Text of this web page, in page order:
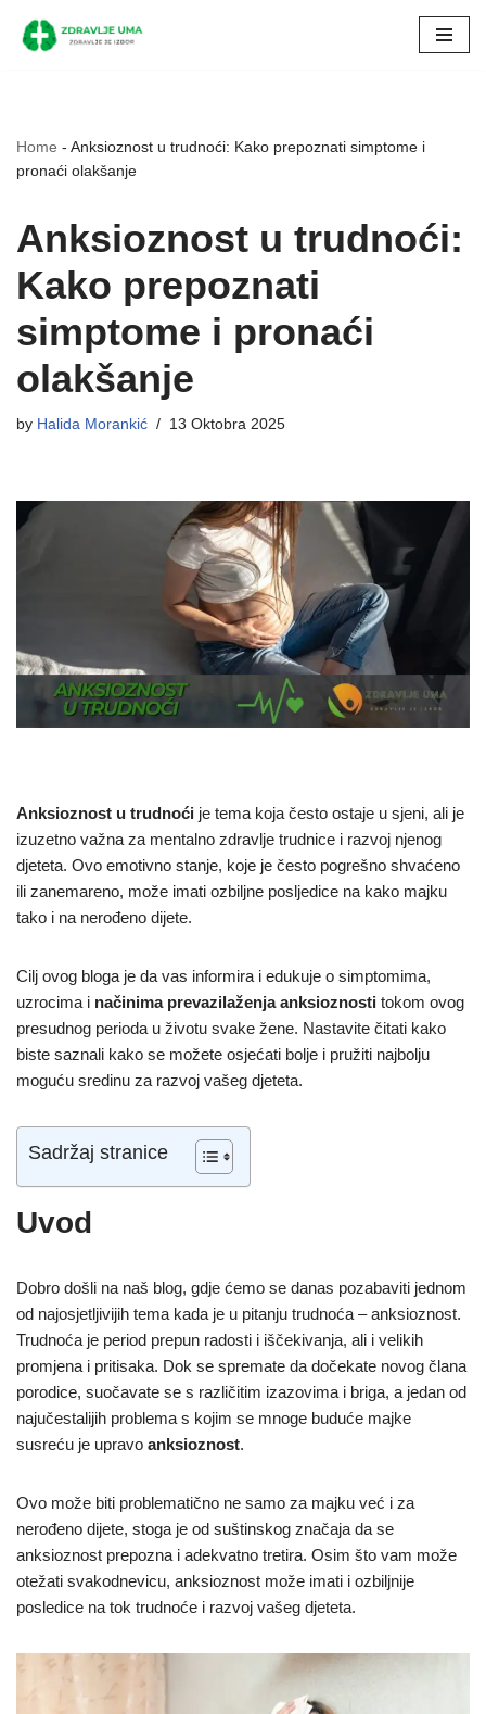
Skip
Home - Anksioznost u trudnoći: Kako prepoznati simptome i
pronaći olakšanje
Anksioznost u trudnoći:
Kako prepoznati
simptome i pronaći
olakšanje
by Halida Morankić 13 Oktobra 2025
Anksioznost u trudnoći je tema koja često ostaje u sjeni, ali je
izuzetno važna za mentalno zdravlje trudnice i razvoj njenog
djeteta. Ovo emotivno stanje, koje je često pogrešno shvaćeno
ili zanemareno, može imati ozbiljne posljedice na kako majku
tako i na nerođeno dijete.
Cilj ovog bloga je da vas informira i edukuje o simptomima,
uzrocima i načinima prevazilaženja anksioznosti tokom ovog
presudnog perioda u životu svake žene. Nastavite čitati kako
biste saznali kako se možete osjećati bolje i pružiti najbolju
moguću sredinu za razvoj vašeg djeteta.
Sadržaj stranice
Uvod
Dobro došli na naš blog, gdje ćemo se danas pozabaviti jednom
od najosjetljivijih tema kada je u pitanju trudnoća – anksioznost.
Trudnoća je period prepun radosti i iščekivanja, ali i velikih
promjena i pritisaka. Dok se spremate da dočekate novog člana
porodice, suočavate se s različitim izazovima i briga, a jedan od
najučestalijih problema s kojim se mnoge buduće majke
susreću je upravo anksioznost.
Ovo može biti problematično ne samo za majku već i za
nerođeno dijete, stoga je od suštinskog značaja da se
anksioznost prepozna i adekvatno tretira. Osim što vam može
otežati svakodnevicu, anksioznost može imati i ozbiljnije
posledice na tok trudnoće i razvoj vašeg djeteta.